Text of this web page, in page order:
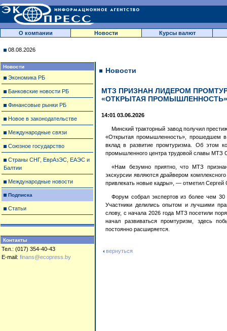
О компании Новости Курсы валют
08.08.2026
Новости
Экономика РБ
Банковские новости РБ
Финансовые рынки РБ
Новое в законодательстве
Международные связи
Союзное государство
Страны СНГ, ЕврАзЭС, ЕАЭС и
Балтии
Международные новости
Подписка
Статьи
Контакты
Тел.: (017) 354-40-43
E-mail: finans@ecopress.by
Новости
МТЗ ПРИЗНАН ЛИДЕРОМ
«ОТКРЫТАЯ ПРОМЫШЛЕННОСТЬ»
14:01 03.06.2026
Минский тракторный завод получил
«Открытая промышленность», прошедшем в
вклад в развитие промтуризма. Об этом
промышленного центра трудовой славы МТЗ
«Нам безумно приятно, что МТЗ
экскурсии являются драйвером
привлекать новые кадры», — отметил Сергей
Форум собрал экспертов из более чем 30
Участники делились опытом и лучшими
слову, с начала 2026 года МТЗ посетили
начал развиваться промтуризм, здесь
постоянно расширяется.
вернуться